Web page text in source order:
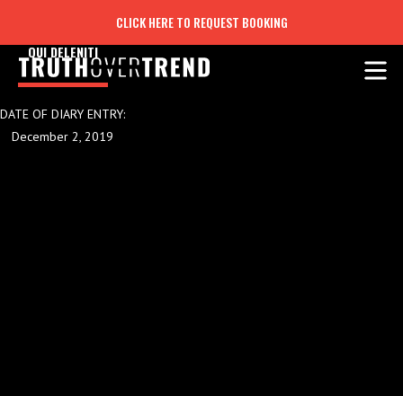
CLICK HERE TO REQUEST BOOKING
QUI DELENITI
DATE OF DIARY ENTRY:
December 2, 2019